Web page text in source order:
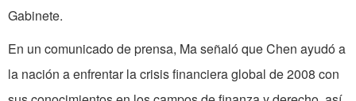
Gabinete.
En un comunicado de prensa, Ma señaló que Chen ayudó a
la nación a enfrentar la crisis financiera global de 2008 con